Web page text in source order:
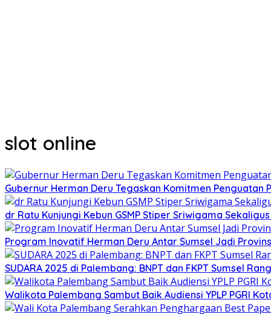
slot online
Gubernur Herman Deru Tegaskan Komitmen Penguatan
dr Ratu Kunjungi Kebun GSMP Stiper Sriwigama
Program Inovatif Herman Deru Antar Sumsel Jadi
SUDARA 2025 di Palembang: BNPT dan FKPT Sumsel
Walikota Palembang Sambut Baik Audiensi YPLP PGRI